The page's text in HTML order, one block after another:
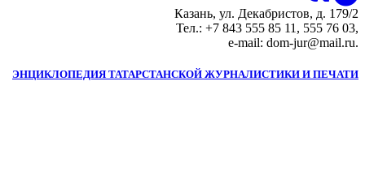
Казань, ул. Декабристов, д. 179/2
Тел.: +7 843 555 85 11, 555 76 03,
e-mail: dom-jur@mail.ru.
ЭНЦИКЛОПЕДИЯ ТАТАРСТАНСКОЙ ЖУРНАЛИСТИКИ И ПЕЧАТИ